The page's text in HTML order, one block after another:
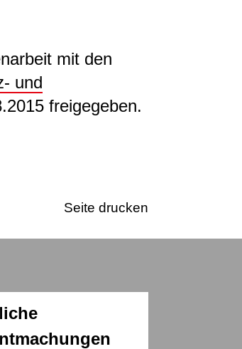
mit den
und
freigegeben.
Seite drucken